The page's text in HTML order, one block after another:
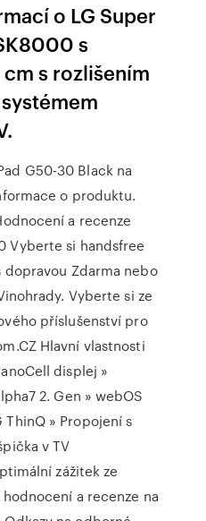
o LG Super
s
s rozlišením
G50-30 Black na
o produktu.
a recenze
Vyberte si handsfree
dopravou Zdarma nebo
Vyberte si ze
příslušenství pro
Hlavní vlastnosti
displej »
2. Gen » webOS
ThinQ » Propojení s
v TV
zážitek ze
a recenze na